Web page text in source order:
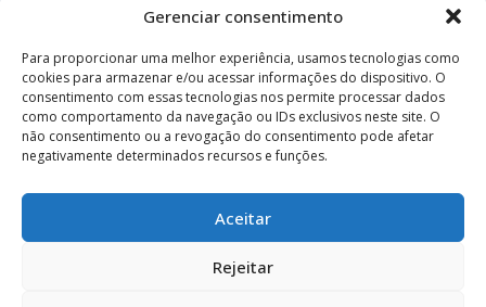
Gerenciar consentimento
Para proporcionar uma melhor experiência, usamos tecnologias como
cookies para armazenar e/ou acessar informações do dispositivo. O
consentimento com essas tecnologias nos permite processar dados
como comportamento da navegação ou IDs exclusivos neste site. O
não consentimento ou a revogação do consentimento pode afetar
negativamente determinados recursos e funções.
Aceitar
Rejeitar
48 3524-0137
48 9880-84667